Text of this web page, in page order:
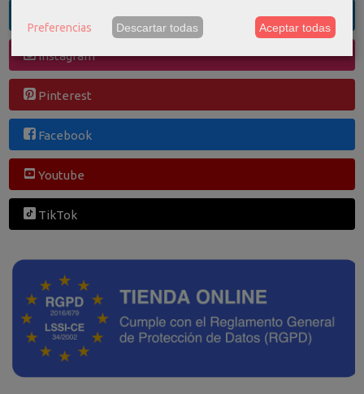
Instagram
Pinterest
Facebook
Youtube
TikTok
Preferencias Descartar todas Aceptar todas